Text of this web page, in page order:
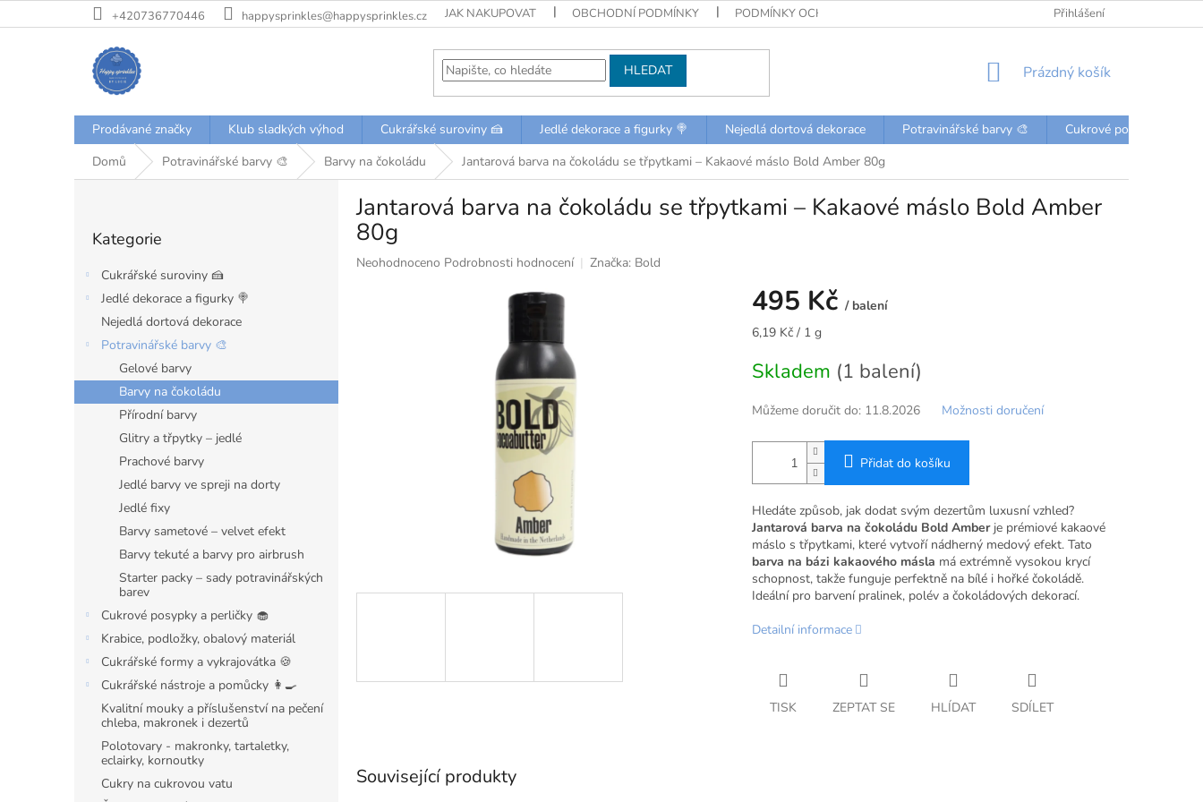
na
+420736770446 happysprinkles@happysprinkles.cz JAK NAKUPOVAT OBCHODNÍ PODMÍNKY PODMÍNKY OCHRANY OSOBNÍCH ÚDAJŮ KONTAKTYPřihlášení
HLEDAT
NÁKUPNÍ
Prázdný košík
Prodávané značky Klub sladkých výhod Cukrářské suroviny 🍰 Jedlé dekorace a figurky 🍭 Nejedlá dortová dekorace Potravinářské barvy 🎨
Cukrové posypky a
Domů
Potravinářské barvy 🎨 Barvy na čokoládu Jantarová barva na čokoládu se třpytkami – Kakaové máslo Bold Amber 80g
a
n
kategorie
Kategorie
Cukrářské suroviny 🍰
Jedlé dekorace a figurky 🍭
Nejedlá dortová dekorace
Potravinářské barvy 🎨
Gelové barvy
Barvy na čokoládu
Přírodní barvy
Glitry a třpytky – jedlé
Prachové barvy
Jedlé barvy ve spreji na dorty
Jedlé fixy
Barvy sametové – velvet efekt
Barvy tekuté a barvy pro airbrush
Starter packy – sady potravinářských
barev
Cukrové posypky a perličky 🧁
Krabice, podložky, obalový materiál
Cukrářské formy a vykrajovátka 🍪
Cukrářské nástroje a pomůcky 👩‍🍳
Kvalitní mouky a příslušenství na pečení
chleba, makronek i dezertů
Polotovary - makronky, tartaletky,
eclairky, kornoutky
Cukry na cukrovou vatu
Jantarová barva na čokoládu se třpytkami – Kakaové máslo Bold Amber
80g
Průměrné
Neohodnoceno Podrobnosti hodnocení Značka: Bold
495 Kč / balení
Měrná
6,19 Kč / 1 g
Skladem (1 balení)
Můžeme doručit do: 11.8.2026 Možnosti doručení
Přidat do košíku
Hledáte způsob, jak dodat svým dezertům luxusní vzhled?
Jantarová barva na čokoládu Bold Amberje prémiové kakaové
máslo s třpytkami, které vytvoří nádherný medový efekt. Tato
barva na bázi kakaového másla má extrémně vysokou krycí
schopnost, takže funguje perfektně na bílé i hořké čokoládě.
Ideální pro barvení pralinek, polév a čokoládových dekorací.
Detailní informace
TISK ZEPTAT SE HLÍDAT SDÍLET
Související produkty